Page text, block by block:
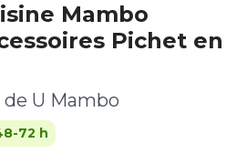
Mambo
Pichet en
U Mambo
72 h